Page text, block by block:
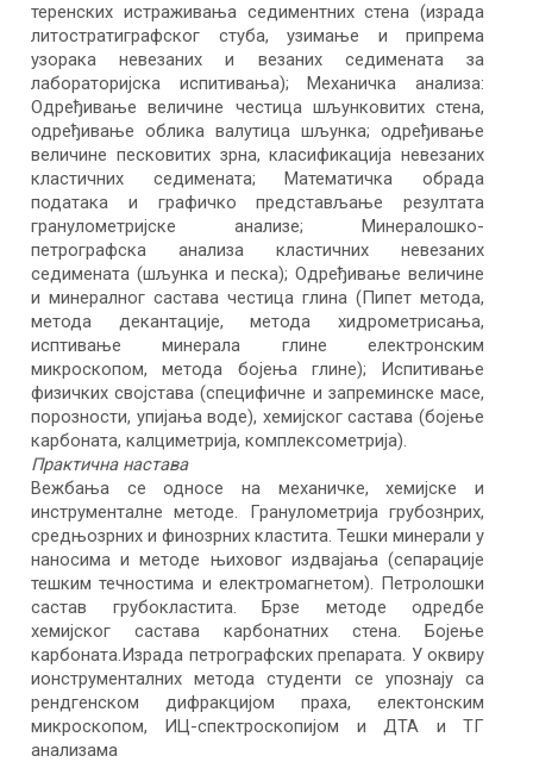
теренских истраживања седиментних стена (израда
литостратиграфског стуба, узимање и припрема
узорака невезаних и везаних седимената за
лабораторијска испитивања); Механичка анализа:
Одређивање величине честица шљунковитих стена,
одређивање облика валутица шљунка; одређивање
величине песковитих зрна, класификација невезаних
кластичних седимената; Математичка обрада
података и графичко представљање резултата
гранулометријске анализе; Минералошко-
петрографска анализа кластичних невезаних
седимената (шљунка и песка); Одређивање величине
и минералног састава честица глина (Пипет метода,
метода декантације, метода хидрометрисања,
исптивање минерала глине електронским
микроскопом, метода бојења глине); Испитивање
физичких својстава (специфичне и запреминске масе,
порозности, упијања воде), хемијског састава (бојење
карбоната, калциметрија, комплексометрија).
Практична настава
Вежбања се односе на механичке, хемијске и
инструменталне методе. Гранулометрија грубознрих,
средњозрних и финозрних кластита. Тешки минерали у
наносима и методе њиховог издвајања (сепарације
тешким течностима и електромагнетом). Петролошки
састав грубокластита. Брзе методе одредбе
хемијског састава карбонатних стена. Бојење
карбоната.Израда петрографских препарата. У оквиру
ионструменталних метода студенти се упознају са
рендгенском дифракцијом праха, електонским
микроскопом, ИЦ-спектроскопијом и ДТА и ТГ
анализама